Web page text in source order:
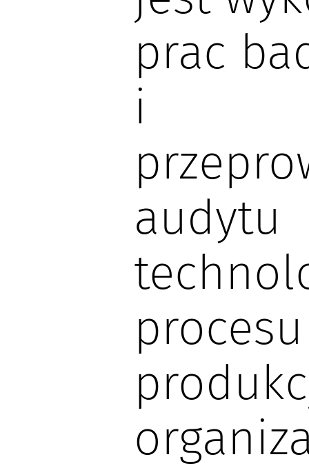
prac
i
audytu
procesu